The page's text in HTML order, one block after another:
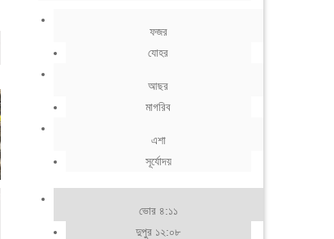
ফজর
যোহর
আছর
মাগরিব
এশা
সূর্যোদয়
ভোর ৪:১১
দুপুর ১২:০৮